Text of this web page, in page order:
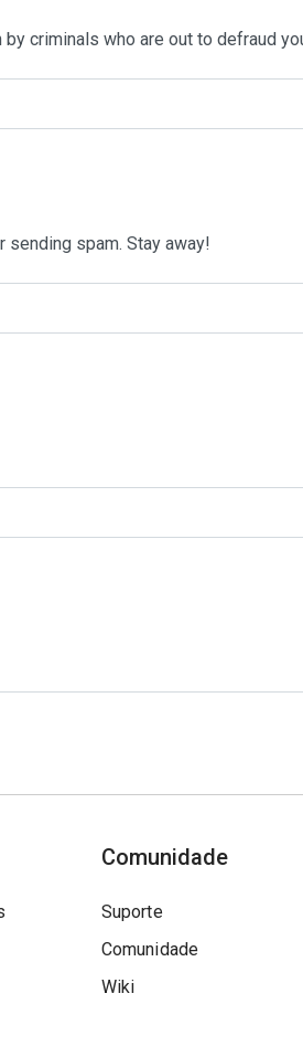
criminals who are out to defraud
spam. Stay away!
Comunidade
Suporte
Comunidade
Wiki